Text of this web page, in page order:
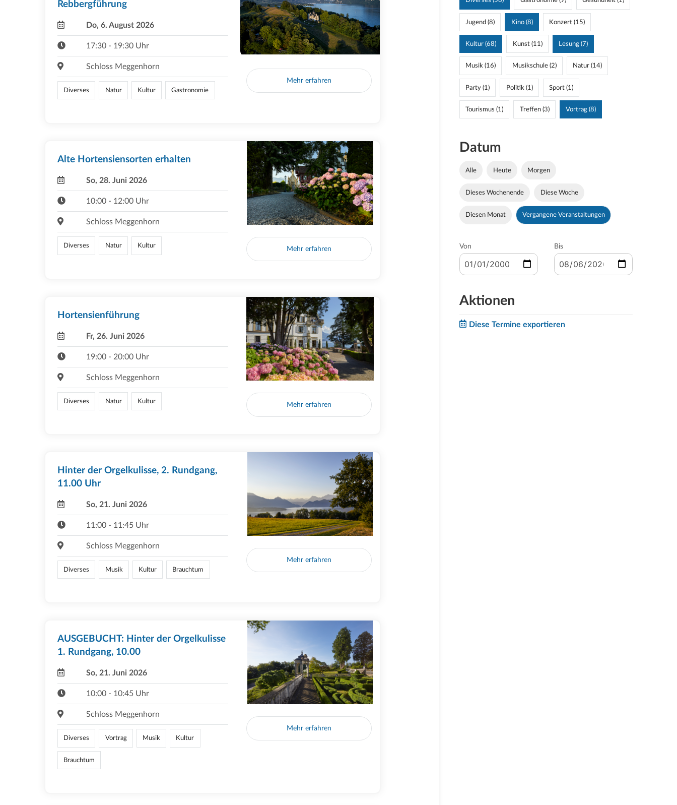
Rebbergführung
Do, 6. August 2026
17:30 - 19:30 Uhr
Schloss Meggenhorn
Diverses Natur Kultur Gastronomie
Mehr erfahren
Alte Hortensiensorten erhalten
So, 28. Juni 2026
10:00 - 12:00 Uhr
Schloss Meggenhorn
Diverses Natur Kultur Mehr erfahren
Hortensienführung
Fr, 26. Juni 2026
19:00 - 20:00 Uhr
Schloss Meggenhorn
Diverses Natur Kultur Mehr erfahren
Hinter der Orgelkulisse, 2. Rundgang,
11.00 Uhr
So, 21. Juni 2026
11:00 - 11:45 Uhr
Schloss Meggenhorn
Diverses Musik Kultur Brauchtum
Mehr erfahren
AUSGEBUCHT: Hinter der Orgelkulisse
1. Rundgang, 10.00
So, 21. Juni 2026
10:00 - 10:45 Uhr
Schloss Meggenhorn
Diverses Vortrag Musik Kultur
Brauchtum
Mehr erfahren
Jugend (8) Kino (8) Konzert (15)
Kultur (68) Kunst (11) Lesung (7)
Musik (16) Musikschule (2) Natur (14)
Party (1) Politik (1) Sport (1)
Tourismus (1) Treffen (3) Vortrag (8)
Datum
Alle Heute Morgen
Dieses Wochenende Diese Woche
Diesen Monat Vergangene Veranstaltungen
Von Bis
Aktionen
Diese Termine exportieren